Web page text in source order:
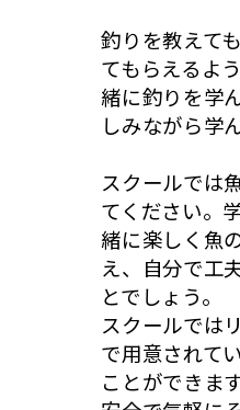
釣りを教えて
てもらえるよ
緒に釣りを学
しみながら学
スクールでは
てください。
緒に楽しく魚
え、自分で工
とでしょう。
スクールでは
で用意されて
ことができます